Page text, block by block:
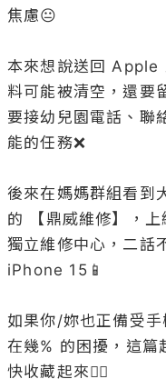
焦慮😐
本來想說送回 Apple
料可能被清空，還要
要接幼兒園電話、聯
能的任務❌
後來在媽媽群組看到
的 【鼎威維修】，
獨立維修中心，二話
iPhone 15📱
如果你/妳也正備受
在幾% 的困擾，這篇
快收藏起來👍🏻